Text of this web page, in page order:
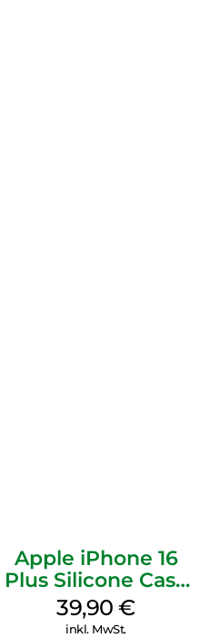
Apple iPhone 16
Plus Silicone Case
MagSafe Plum
39,90€
inkl. MwSt.